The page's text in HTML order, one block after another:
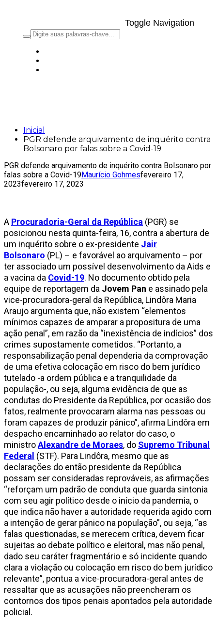
Toggle Navigation
Inicial
PGR defende arquivamento de inquérito contra
Bolsonaro por falas sobre a Covid-19
PGR defende arquivamento de inquérito contra Bolsonaro por
falas sobre a Covid-19Maurício Gohmesfevereiro 17,
2023fevereiro 17, 2023
A Procuradoria-Geral da República (PGR) se
posicionou nesta quinta-feira, 16, contra a abertura de
um inquérito sobre o ex-presidente Jair
Bolsonaro (PL) – e favorável ao arquivamento – por
ter associado um possível desenvolvimento da Aids e
a vacina da Covid-19. No documento obtido pela
equipe de reportagem da Jovem Pan e assinado pela
vice-procuradora-geral da República, Lindôra Maria
Araujo argumenta que, não existem “elementos
mínimos capazes de amparar a propositura de uma
ação penal”, em razão da “inexistência de indícios” dos
crimes supostamente cometidos. “Portanto, a
responsabilização penal dependeria da comprovação
de uma efetiva colocação em risco do bem jurídico
tutelado -a ordem pública e a tranquilidade da
população-, ou seja, alguma evidência de que as
condutas do Presidente da República, por ocasião dos
fatos, realmente provocaram alarma nas pessoas ou
foram capazes de produzir pânico”, afirma Lindôra em
despacho encaminhado ao relator do caso, o
ministroAlexandre de Moraes, do Supremo Tribunal
Federal (STF). Para Lindôra, mesmo que as
declarações do então presidente da República
possam ser consideradas reprováveis, as afirmações
“reforçam um padrão de conduta que guarda sintonia
com seu agir político desde o início da pandemia, o
que indica não haver a autoridade requerida agido com
a intenção de gerar pânico na população”, ou seja, “as
falas questionadas, se merecem crítica, devem ficar
sujeitas ao debate político e eleitoral, mas não penal,
dado seu caráter fragmentário e só incidente quando
clara a violação ou colocação em risco do bem jurídico
relevante”, pontua a vice-procuradora-geral antes de
ressaltar que as acusações não preencheram os
contornos dos tipos penais apontados pela autoridade
policial.